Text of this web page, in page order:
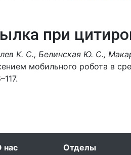
при
К. С., Белинская Ю. С.,
мобильного робота в
нас Отделы